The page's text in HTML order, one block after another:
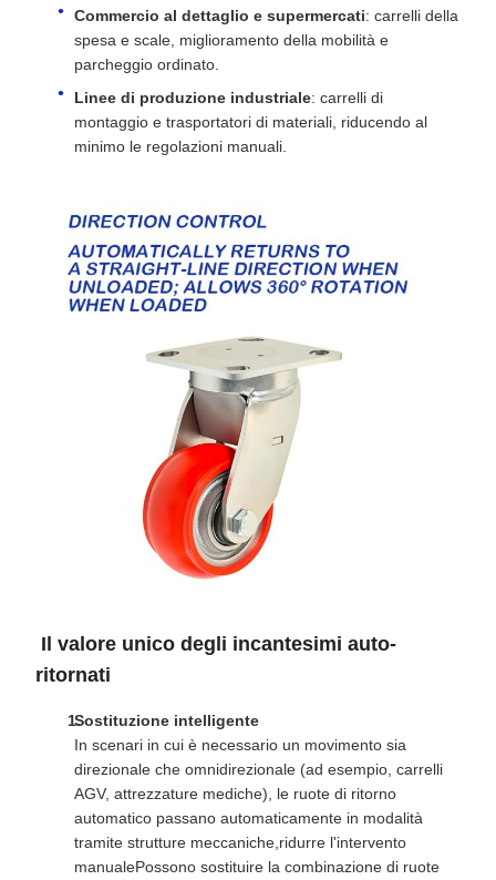
Commercio al dettaglio e supermercati: carrelli della
spesa e scale, miglioramento della mobilità e
parcheggio ordinato.
Linee di produzione industriale: carrelli di
montaggio e trasportatori di materiali, riducendo al
minimo le regolazioni manuali.
️ Il valore unico degli incantesimi auto-
ritornati
Sostituzione intelligente
In scenari in cui è necessario un movimento sia
direzionale che omnidirezionale (ad esempio, carrelli
AGV, attrezzature mediche), le ruote di ritorno
automatico passano automaticamente in modalità
tramite strutture meccaniche,ridurre l'intervento
manualePossono sostituire la combinazione di ruote